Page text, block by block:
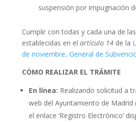
suspensión por impugnación
Cumplir con todas y cada una de
establecidas en el artículo 14de la
de noviembre, General de
CÓMO REALIZAR EL TRÁMITE
En línea: Realizando solicitud a
web del Ayuntamiento de Madrid
el enlace ‘Registro Electrónico’